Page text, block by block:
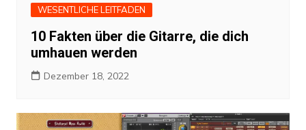
WESENTLICHE LEITFADEN
10 Fakten über die Gitarre, die dich
umhauen werden
Dezember 18, 2022